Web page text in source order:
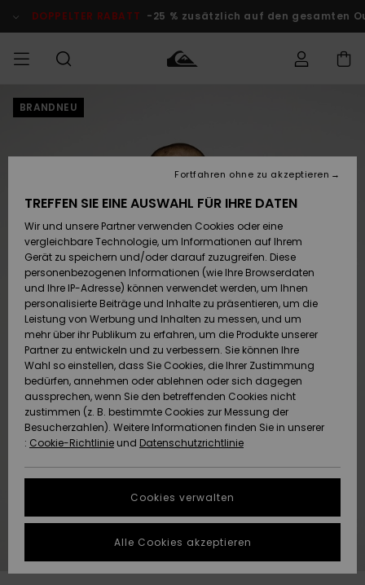
Produktinformation
DOPPELTER RABATT -25 % zusätzlich auf den gesamten
MÄNNER
Accessoires
Schuhe&
Flip-Flops
Surf
Snow
Brandneu
Highlights
JUNGEN
Accessoires
Schuhe&
Flip-Flops
Surf
Snow
Brandneu
Highlights
FRAUEN
Brandneu
Highlights
Snow
SURF
Kinder
Highlights
Community
SNOW
Kinder
Snow Shop
Damen
Highlights
Community
DOPPELTER
RABATT
KINDER
Outlet
Frauen
HILFE & KONTAKT
Versand
Retouren
Bezahlung
Geschenkkarte
Quiksilver
Freedom
Datenschutz
Starten Sie eine
Unterhaltung,
schnellste
Antwort auf Ihre
Frage zu
NACHHALTIGKEIT
WUNSCHLISTE
BRANDNEU
TREFFEN SIE EINE AUSWAHL FÜR IHRE DATEN
Wir und unsere Partner verwenden Cookies oder eine
vergleichbare Technologie, um Informationen auf Ihrem
Gerät zu speichern und/oder darauf zuzugreifen. Diese
personenbezogenen Informationen (wie Ihre Browserdaten
und Ihre IP-Adresse) können verwendet werden, um Ihnen
personalisierte Beiträge und Inhalte zu präsentieren, um die
Leistung von Werbung und Inhalten zu messen, und um
mehr über ihr Publikum zu erfahren, um die Produkte unserer
Partner zu entwickeln und zu verbessern. Sie können Ihre
Wahl so einstellen, dass Sie Cookies, die Ihrer Zustimmung
bedürfen, annehmen oder ablehnen oder sich dagegen
aussprechen, wenn Sie den betreffenden Cookies nicht
zustimmen (z. B. bestimmte Cookies zur Messung der
Besucherzahlen). Weitere Informationen finden Sie in unserer
: Cookie-Richtlinie und Datenschutzrichtlinie
Cookies verwalten
Fortfahren ohne zu akzeptieren
Alle Cookies akzeptieren